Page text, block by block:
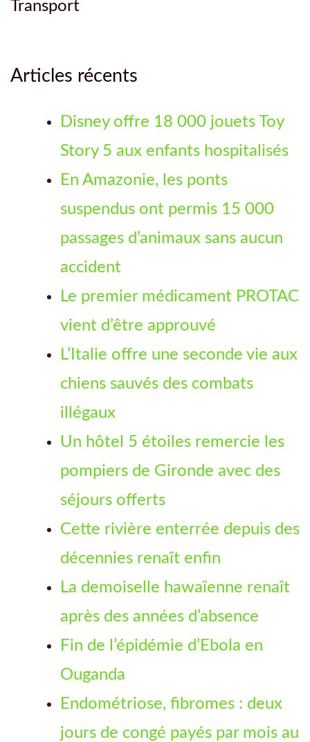
Transport
Articles récents
Disney offre 18 000 jouets Toy
Story 5 aux enfants hospitalisés
En Amazonie, les ponts
suspendus ont permis 15 000
passages d’animaux sans aucun
accident
Le premier médicament PROTAC
vient d’être approuvé
L’Italie offre une seconde vie aux
chiens sauvés des combats
illégaux
Un hôtel 5 étoiles remercie les
pompiers de Gironde avec des
séjours offerts
Cette rivière enterrée depuis des
décennies renaît enfin
La demoiselle hawaïenne renaît
après des années d’absence
Fin de l’épidémie d’Ebola en
Ouganda
Endométriose, fibromes : deux
jours de congé payés par mois au